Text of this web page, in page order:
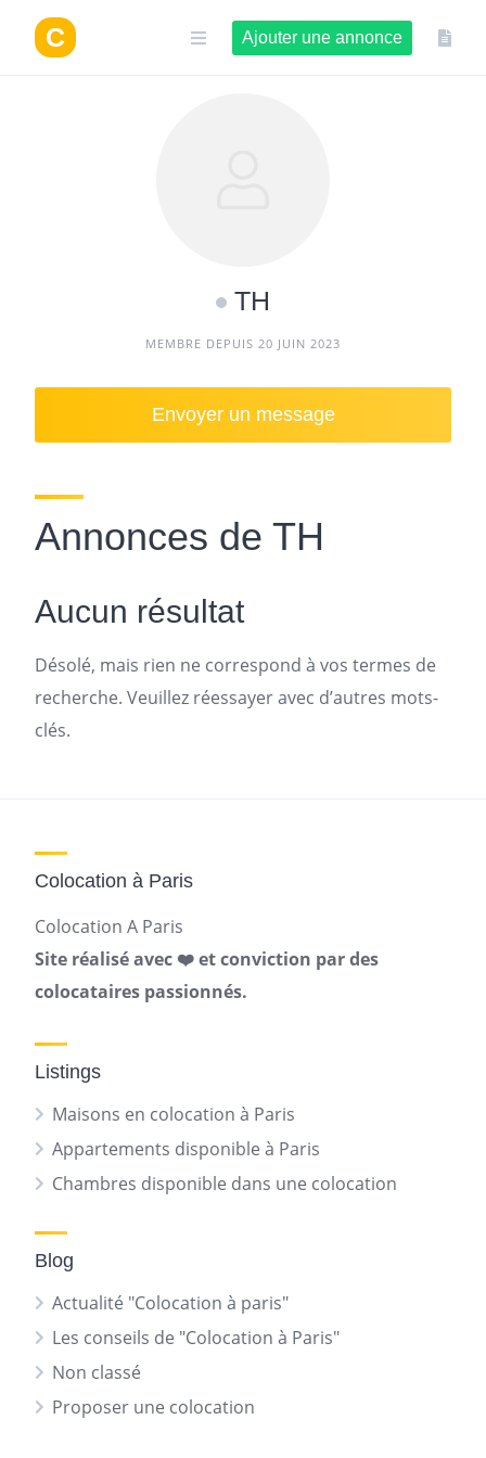
contenu
Ajouter une annonce
TH
MEMBRE DEPUIS 20 JUIN 2023
Envoyer un message
Annonces de TH
Aucun résultat
Désolé, mais rien ne correspond à vos termes de
recherche. Veuillez réessayer avec d’autres mots-
clés.
Colocation à Paris
Colocation A Paris
Site réalisé avec ❤️ et conviction par des
colocataires passionnés.
Listings
Maisons en colocation à Paris
Appartements disponible à Paris
Chambres disponible dans une colocation
Blog
Actualité "Colocation à paris"
Les conseils de "Colocation à Paris"
Non classé
Proposer une colocation